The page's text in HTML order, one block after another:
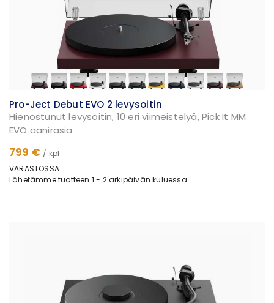
Pro-Ject Debut EVO 2 levysoitin
Hienostunut levysoitin, 10 eri viimeistelyä, Pick It MM
EVO äänirasia
799 € / kpl
VARASTOSSA
Lähetämme tuotteen 1 - 2 arkipäivän kuluessa.